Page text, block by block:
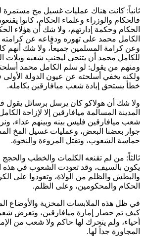
ثانياً: كانت هناك عمليات غسيل مخ
فالحكام والوزراء وعلماء الحكام، كانوا
الحكام وحكمة إدارتهم، ولا شك أن هؤلاء
الكامل محمد على تهوره ودفاعه عن كرامته
وعن كرامة المسلمين جميعاً، ولا شك أنهم
للكامل محمد أن يتنحى ليجنب شعبه ويلات
ومنهم من يقول: لو سلم
الكامل محمد
ولكنه يخفي أسلحته عن عيون الدولة الأولى
خطأ يستحق إبادة شعب ميافارقين بكامله.
ولا شك أن هولاكو كان يرسل برسائل يقول
المدينة المسالمة ميافارقين إلا لإزاحة
شعب ميافارقين فليس بينه وبينهم عداء،
جوار بعضنا البعض، وعمليات غسيل المخ
حماسة الشعوب، وتقتل المروءة والنخوة.
ثالثاً: من لم تقنعه الكلمات والخطب والحجج
يكون بالسيف، وقد تعودت الشعوب في هذه
والبطش والظلم من الولاة، وتعودوا على
الحكام والمحكومين، وعلى الظلم.
في ظل هذه الملابسات المخزية والأوضاع
كيف تم حصار إمارة ميافارقين، وتعرض
أحياء، ولم يتحرك لها حاكم ولا شعب من
المجاورة جداً لها.